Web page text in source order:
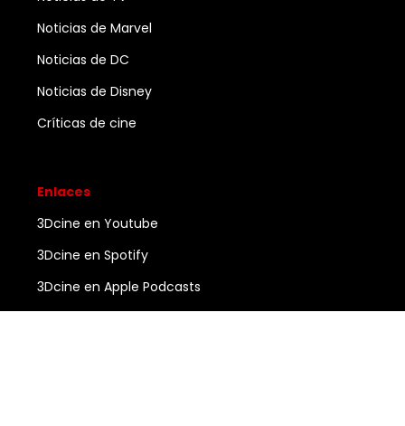
Noticias de Marvel
Noticias de DC
Noticias de Disney
Críticas de cine
Enlaces
3Dcine en Youtube
3Dcine en Spotify
3Dcine en Apple Podcasts